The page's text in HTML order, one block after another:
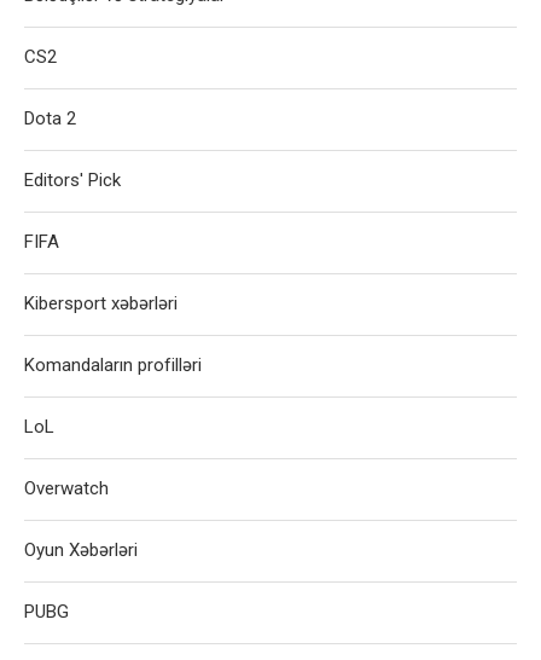
CS2
Dota 2
Editors' Pick
FIFA
Kibersport xəbərləri
Komandaların profilləri
LoL
Overwatch
Oyun Xəbərləri
PUBG